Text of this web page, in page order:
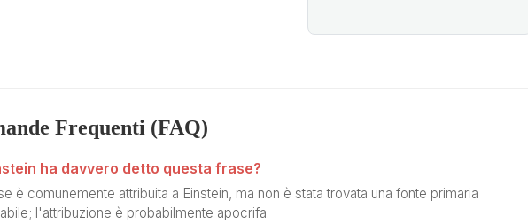
Frequenti (FAQ)
ha davvero detto questa frase?
è comunemente attribuita a Einstein, ma non è stata trovata una fonte primaria
l'attribuzione è probabilmente apocrifa.